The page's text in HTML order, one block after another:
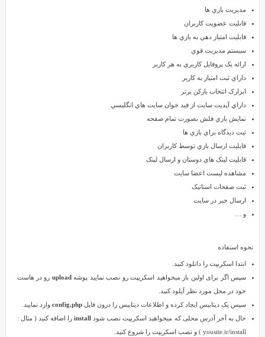
سايت
بازي
فارسي
داشته
باشيد
کافيست
اسکريپت
Arcade
کنيد
و
ساخت
سايت
خود
را
شروع
مديريت بازي ها
قابليت عضويت کاربران
قابليت امتياز دهي به بازي ها
سيستم مديريت قوي
ارائه يک پروفايل کاربري به هر کاربر
داراي ثبت امتياز به کاربر
ابزارک انتخاب بازکن برتر
داراي آپديت سايت از فيد خوان سايت هاي انگليسي
نمايش بازي فلش بصورت تمام صفحه
ثبت ديدگاه براي بازي ها
قابليت ارسال بازي توسط کاربران
قابليت لينک هاي دوستان و ارسال لينک
مشاهده ليست اعضا سايت
ثبت صفحات استاتيک
ارسال خبر در سايت
و …
نحوه استفاده
ابتدا اسکریپت را دانلود کنید.
سپس اگر برای اولین باز میخواهید اسکریپت رو نصب نمایید پوشهupload رو در هاست
خود در محل مورد نظر آپلود کنید.
سپس یک دیتابیس ایجاد کرده و اطلاعات دیتابیس را درون فایل config.phpوارد نمایید.
حال به آخر آدرس محلی که میخواهید اسکریپت نصب شود installرا اضافه کنید ( مثال :
yousite.ir/install ) و نصب اسکریپت را شروع کنید.